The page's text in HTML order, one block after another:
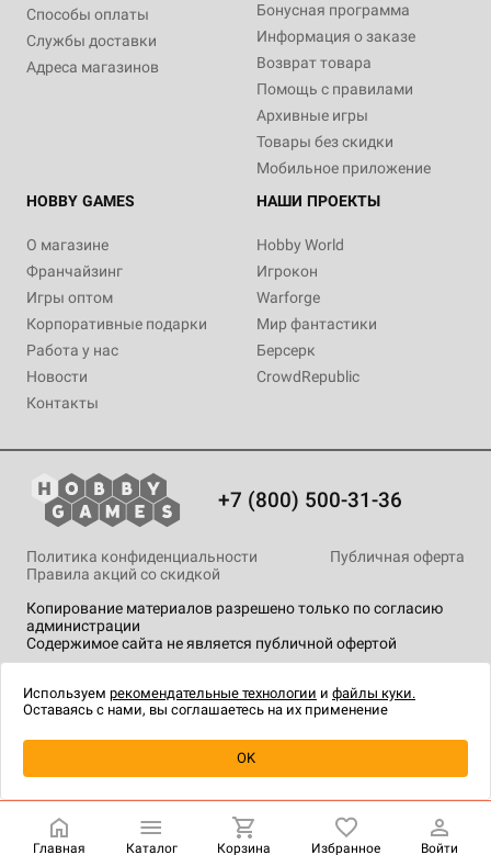
Уведомить о наличии
Способы оплаты
Службы доставки
Адреса магазинов
Бонусная программа
Информация о заказе
Возврат товара
Помощь с правилами
Архивные игры
Товары без скидки
Мобильное приложение
HOBBY GAMES
О магазине
Франчайзинг
Игры оптом
Корпоративные подарки
Работа у нас
Новости
Контакты
НАШИ ПРОЕКТЫ
Hobby World
Игрокон
Warforge
Мир фантастики
Берсерк
CrowdRepublic
+7 (800) 500-31-36
Копирование материалов разрешено только по согласию
администрации
Содержимое сайта не является публичной офертой
Политика конфиденциальности
Публичная оферта
Правила акций со скидкой
технологии.
Главная Каталог Корзина Избранное Войти
Используем рекомендательные технологии и файлы куки.
Оставаясь с нами, вы соглашаетесь на их применение
OK